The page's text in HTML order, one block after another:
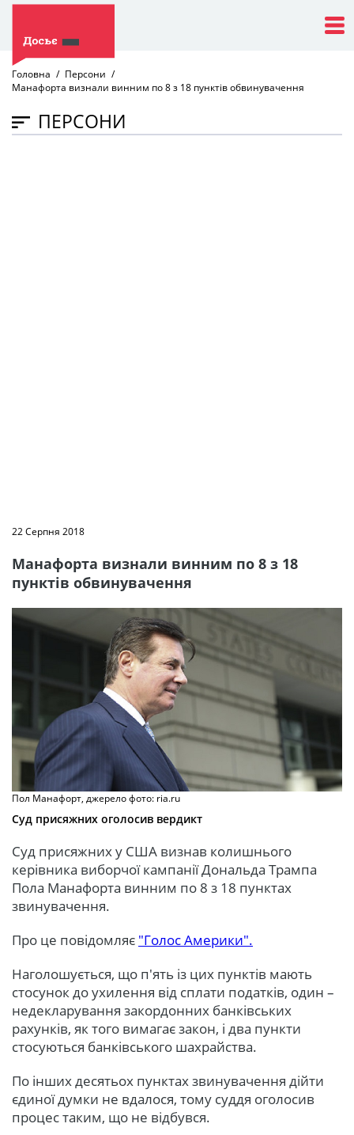
Головна
Персони
Манафорта визнали винним по 8 з 18 пунктів обвинувачення
ПЕРСОНИ
22 Серпня 2018
Манафорта визнали винним по 8 з 18
пунктів обвинувачення
Пол Манафорт, джерело фото: ria.ru
Суд присяжних оголосив вердикт
Суд присяжних у США визнав колишнього
керівника виборчої кампанії Дональда Трампа
Пола Манафорта винним по 8 з 18 пунктах
звинувачення.
Про це повідомляє "Голос Америки".
Наголошується, що п'ять із цих пунктів мають
стосунок до ухилення від сплати податків, один –
недекларування закордонних банківських
рахунків, як того вимагає закон, і два пункти
стосуються банківського шахрайства.
По інших десятьох пунктах звинувачення дійти
єдиної думки не вдалося, тому суддя оголосив
процес таким, що не відбувся.